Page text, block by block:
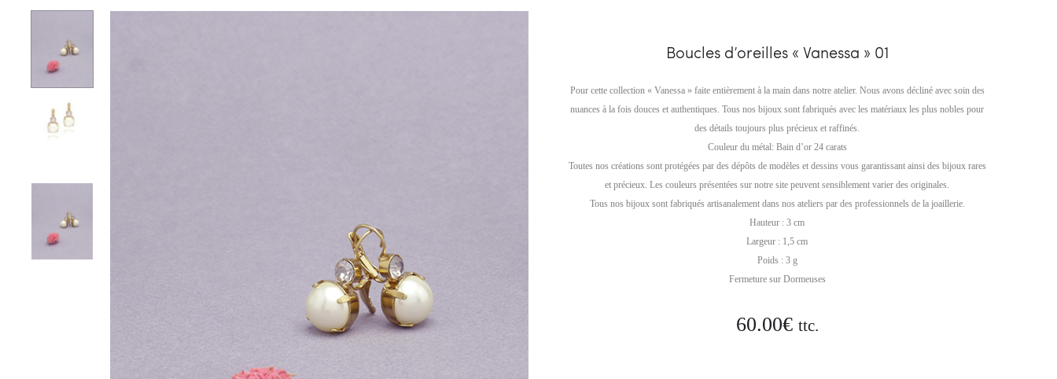
Boucles d’oreilles « Vanessa » 01
Pour cette collection « Vanessa » faite entièrement à la main dans notre atelier. Nous avons décliné avec soin des
nuances à la fois douces et authentiques. Tous nos bijoux sont fabriqués avec les matériaux les plus nobles pour
des détails toujours plus précieux et raffinés.
Couleur du métal: Bain d’or 24 carats
Toutes nos créations sont protégées par des dépôts de modèles et dessins vous garantissant ainsi des bijoux rares
et précieux. Les couleurs présentées sur notre site peuvent sensiblement varier des originales.
Tous nos bijoux sont fabriqués artisanalement dans nos ateliers par des professionnels de la joaillerie.
Hauteur : 3 cm
Largeur : 1,5 cm
Poids : 3 g
Fermeture sur Dormeuses
60.00€ ttc.